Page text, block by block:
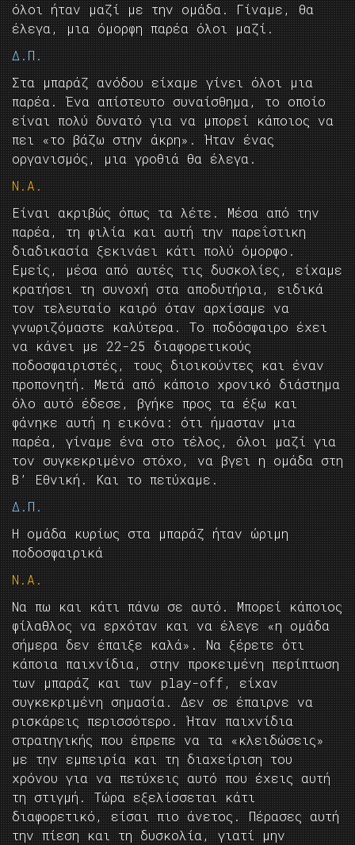
όλοι ήταν μαζί με την ομάδα. Γίναμε, θα
έλεγα, μια όμορφη παρέα όλοι μαζί.
Δ.Π.
Στα μπαράζ ανόδου είχαμε γίνει όλοι μια
παρέα. Ένα απίστευτο συναίσθημα, το οποίο
είναι πολύ δυνατό για να μπορεί κάποιος να
πει «το βάζω στην άκρη». Ήταν ένας
οργανισμός, μια γροθιά θα έλεγα.
Ν.Α.
Είναι ακριβώς όπως τα λέτε. Μέσα από την
παρέα, τη φιλία και αυτή την παρεΐστικη
διαδικασία ξεκινάει κάτι πολύ όμορφο.
Εμείς, μέσα από αυτές τις δυσκολίες, είχαμε
κρατήσει τη συνοχή στα αποδυτήρια, ειδικά
τον τελευταίο καιρό όταν αρχίσαμε να
γνωριζόμαστε καλύτερα. Το ποδόσφαιρο έχει
να κάνει με 22-25 διαφορετικούς
ποδοσφαιριστές, τους διοικούντες και έναν
προπονητή. Μετά από κάποιο χρονικό διάστημα
όλο αυτό έδεσε, βγήκε προς τα έξω και
φάνηκε αυτή η εικόνα: ότι ήμασταν μια
παρέα, γίναμε ένα στο τέλος, όλοι μαζί για
τον συγκεκριμένο στόχο, να βγει η ομάδα στη
Β’ Εθνική. Και το πετύχαμε.
Δ.Π.
Η ομάδα κυρίως στα μπαράζ ήταν ώριμη
ποδοσφαιρικά
Ν.Α.
Να πω και κάτι πάνω σε αυτό. Μπορεί κάποιος
φίλαθλος να ερχόταν και να έλεγε «η ομάδα
σήμερα δεν έπαιξε καλά». Να ξέρετε ότι
κάποια παιχνίδια, στην προκειμένη περίπτωση
των μπαράζ και των play-off, είχαν
συγκεκριμένη σημασία. Δεν σε έπαιρνε να
ρισκάρεις περισσότερο. Ήταν παιχνίδια
στρατηγικής που έπρεπε να τα «κλειδώσεις»
με την εμπειρία και τη διαχείριση του
χρόνου για να πετύχεις αυτό που έχεις αυτή
τη στιγμή. Τώρα εξελίσσεται κάτι
διαφορετικό, είσαι πιο άνετος. Πέρασες αυτή
την πίεση και τη δυσκολία, γιατί μην